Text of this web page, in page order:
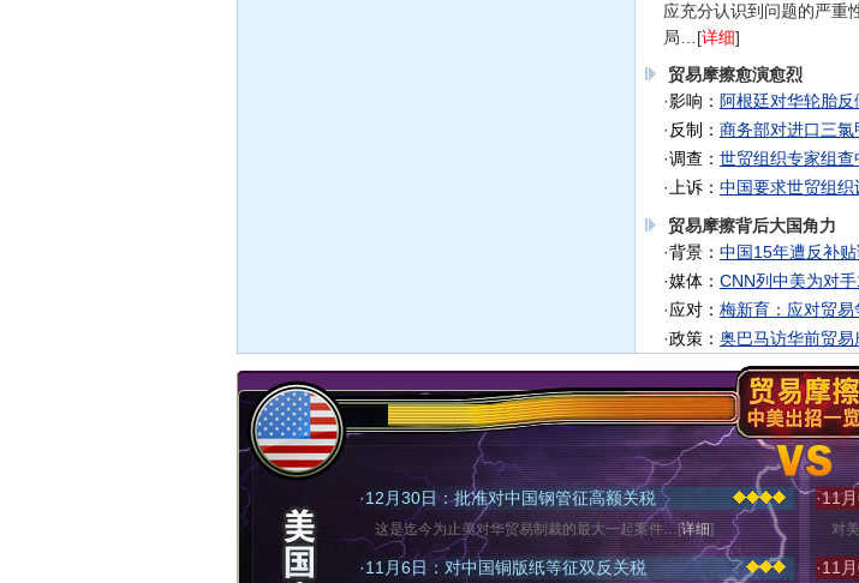
应充分认识到问题的严重
局…[详细]
贸易摩擦愈演愈烈
·影响： 阿根廷对华轮胎
· 反制： 商务部对进口三
·调查： 世贸组织专家组
· 上诉： 中国要求世贸组
贸易摩擦背后大国角力
·背景： 中国15年遭反补
·媒体： CNN列中美为对
·应对： 梅新育：应对贸
·政策： 奥巴马访华前贸
·12月30日：批准对中国钢管征高额关税
这是迄今为止美对华贸易制裁的最大一起案件…[详细]
·11月6日：对中国铜版纸等征双反关税
·11
对
·11